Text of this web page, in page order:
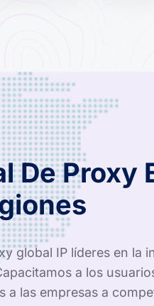
De Proxy
global IP líderes en la
a los
a las empresas a